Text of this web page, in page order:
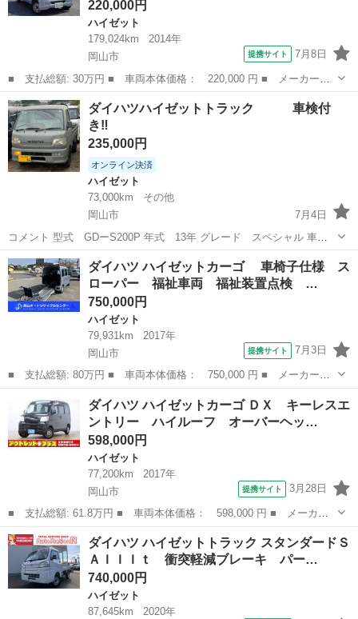
220,000円
ハイゼット
179,024km
2014年
岡山市
提携サイト 7月8日
■ 支払総額: 30万円 ■ 車両本体価格： 220,000 円 ■ メーカー
名： ダイハツ ■ 車種名： ハイゼットカーゴ ■ グレード名：
ＤＸ ４ＷＤ切り替え付 ５速マニュアルミッション パワステ パ
ワーウィンドウ ...
岡山 岡山市 ハイゼット
ダイハツハイゼットトラック 車検付
き‼️
235,000円
オンライン決済
ハイゼット
73,000km
その他
岡山市
7月4日
コメント 型式 GDーS200P 年式 13年 グレード スペシャル 車検
は来年まで残ってます 2駆になります MT エアコン付き カスタムペイ
ントされてます 社外フロントライート LED？ 社外ウィンクル 社外
アンダーライ...
岡山 岡山市 ハイゼット
ダイハツ ハイゼットカーゴ 車椅子仕様 ス
ローパー 福祉車両 福祉装置点検 …
750,000円
ハイゼット
79,931km
2017年
岡山市
提携サイト 7月3日
■ 支払総額: 80万円 ■ 車両本体価格： 750,000 円 ■ メーカー
名： ダイハツ ■ 車種名： ハイゼットカーゴ ■ グレード
名： 車椅子仕様 スローパー 福祉車両 福祉装置点検 ナビ
バックカメラ 補助シ...
ハイゼット
ダイハツ ハイゼットカーゴ ＤＸ キーレスエ
ントリー ハイルーフ オーバーヘッ…
598,000円
ハイゼット
77,200km
2017年
岡山市
提携サイト 3月28日
■ 支払総額: 61.8万円 ■ 車両本体価格： 598,000 円 ■ メーカー
名： ダイハツ ■ 車種名： ハイゼットカーゴ ■ グレード名：
ＤＸ キーレスエントリー ハイルーフ オーバーヘッドコンソー
ル ＥＴＣ ■...
岡山 岡山市 ハイゼット
ダイハツ ハイゼットトラック スタンダードＳ
ＡＩＩＩｔ 衝突軽減ブレーキ パー…
740,000円
ハイゼット
87,645km
2020年